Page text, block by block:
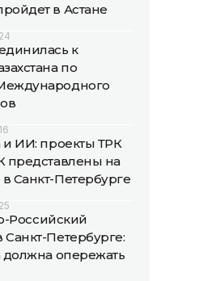
в Астане
к
по
ИИ: проекты ТРК
представлены на
Санкт-Петербурге
Российский
Петербурге:
должна опережать